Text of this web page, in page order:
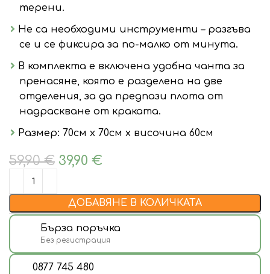
терени.
Не са необходими инструменти – разгъва
се и се фиксира за по-малко от минута.
В комплекта е включена удобна чанта за
пренасяне, която е разделена на две
отделения, за да предпази плота от
надраскване от краката.
Размер: 70см х 70см х височина 60см
59,90€ 39,90€
ДОБАВЯНЕ В КОЛИЧКАТА
Бърза поръчка
Без регистрация
0877 745 480